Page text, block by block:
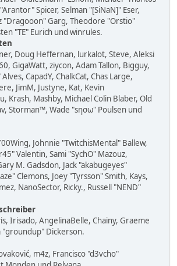
Spicer, Selman "[SiNaN]" Eser,
"Dragooon" Garg, Theodore "Orstio"
"TE" Eurich und winrules.
Doug Heffernan, lurkalot, Steve, Aleksi
GigaWatt, ziycon, Adam Tallon, Bigguy,
CapadY, ChalkCat, Chas Large,
JimM, Justyne, Kat, Kevin
Krash, Mashby, Michael Colin Blaber, Old
Storman™, Wade "sησω" Poulsen und
Johnnie "TwitchisMental" Ballew,
Valentin, Sami "SychO" Mazouz,
M. Gadsdon, Jack "akabugeyes"
Clemons, Joey "Tyrsson" Smith, Kays,
NanoSector, Ricky., Russell "NEND"
Irisado, AngelinaBelle, Chainy, Graeme
"groundup" Dickerson.
m4z, Francisco "d3vcho"